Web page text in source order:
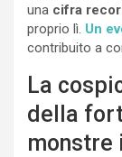
una cifra
proprio lì. Un
contribuito a
La
della
monstre